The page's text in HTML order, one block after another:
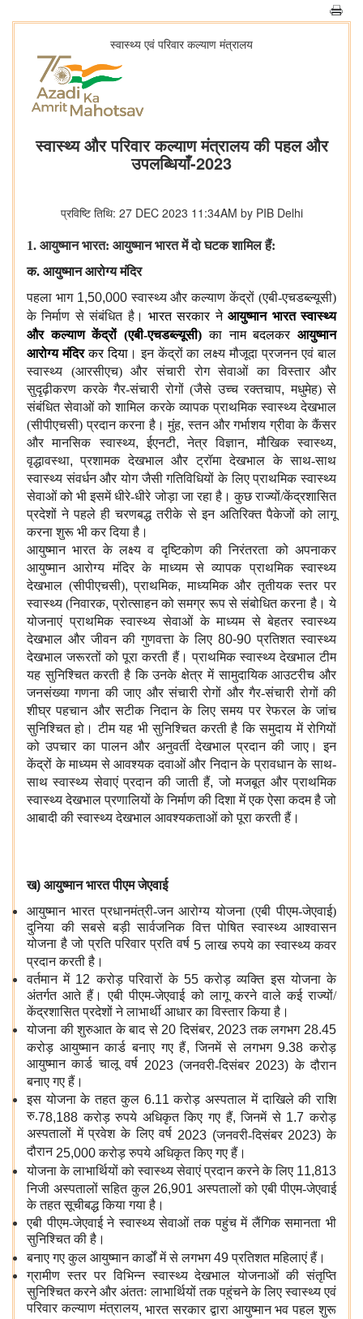
स्‍वास्‍थ्‍य एवं परिवार कल्‍याण मंत्रालय
स्वास्थ्य और परिवार कल्याण मंत्रालय की पहल और
उपलब्धियाँ-2023
प्रविष्टि तिथि: 27 DEC 2023 11:34AM by PIB Delhi
1. आयुष्मान भारत: आयुष्मान भारत में दो घटक शामिल हैं:
क. आयुष्मान आरोग्य मंदिर
पहला भाग 1,50,000स्वास्थ्य और कल्याण केंद्रों (एबी-एचडब्ल्यूसी)
के निर्माण से संबंधित है। भारत सरकार ने आयुष्मान भारत स्वास्थ्य
और कल्याण केंद्रों (एबी-एचडब्ल्यूसी) का नाम बदलकर आयुष्मान
आरोग्य मंदिर कर दिया। इन केंद्रों का लक्ष्य मौजूदा प्रजनन एवं बाल
स्वास्थ्य (आरसीएच) और संचारी रोग सेवाओं का विस्तार और
सुदृढ़ीकरण करके गैर-संचारी रोगों (जैसे उच्च रक्तचाप,मधुमेह) से
संबंधित सेवाओं को शामिल करके व्यापक प्राथमिक स्वास्थ्य देखभाल
(सीपीएचसी) प्रदान करना है। मुंह,स्तन और गर्भाशय ग्रीवा के कैंसर
और मानसिक स्वास्थ्य,ईएनटी,नेत्र विज्ञान,मौखिक स्वास्थ्य,
वृद्धावस्था,प्रशामक देखभाल और ट्रॉमा देखभाल के साथ-साथ
स्वास्थ्य संवर्धन और योग जैसी गतिविधियों के लिए प्राथमिक स्वास्थ्य
सेवाओं को भी इसमें धीरे-धीरे जोड़ा जा रहा है। कुछ राज्यों/केंद्रशासित
प्रदेशों ने पहले ही चरणबद्ध तरीके से इन अतिरिक्त पैकेजों को लागू
करना शुरू भी कर दिया है।
आयुष्मान भारत के लक्ष्य व दृष्टिकोण की निरंतरता को अपनाकर
आयुष्मान आरोग्य मंदिर के माध्यम से व्यापक प्राथमिक स्वास्थ्य
देखभाल (सीपीएचसी),प्राथमिक,माध्यमिक और तृतीयक स्तर पर
स्वास्थ्य (निवारक,प्रोत्साहन को समग्र रूप से संबोधित करना है। ये
योजनाएं प्राथमिक स्वास्थ्य सेवाओं के माध्यम से बेहतर स्वास्थ्य
देखभाल और जीवन की गुणवत्ता के लिए80-90 प्रतिशत स्वास्थ्य
देखभाल जरूरतों को पूरा करती हैं। प्राथमिक स्वास्थ्य देखभाल टीम
यह सुनिश्चित करती है कि उनके क्षेत्र में सामुदायिक आउटरीच और
जनसंख्या गणना की जाए और संचारी रोगों और गैर-संचारी रोगों की
शीघ्र पहचान और सटीक निदान के लिए समय पर रेफरल के जांच
सुनिश्चित हो। टीम यह भी सुनिश्चित करती है कि समुदाय में रोगियों
को उपचार का पालन और अनुवर्ती देखभाल प्रदान की जाए। इन
केंद्रों के माध्यम से आवश्यक दवाओं और निदान के प्रावधान के साथ-
साथ स्वास्थ्य सेवाएं प्रदान की जाती हैं,जो मजबूत और प्राथमिक
स्वास्थ्य देखभाल प्रणालियों के निर्माण की दिशा में एक ऐसा कदम है जो
आबादी की स्वास्थ्य देखभाल आवश्यकताओं को पूरा करती हैं।
ख) आयुष्मान भारत पीएम जेएवाई
आयुष्मान भारत प्रधानमंत्री-जन आरोग्य योजना (एबी पीएम-जेएवाई)
दुनिया की सबसे बड़ी सार्वजनिक वित्त पोषित स्वास्थ्य आश्वासन
योजना है जो प्रति परिवार प्रति वर्ष5लाख रुपये का स्वास्थ्य कवर
प्रदान करती है।
वर्तमान में 12करोड़ परिवारों के55करोड़ व्यक्ति इस योजना के
अंतर्गत आते हैं। एबी पीएम-जेएवाई को लागू करने वाले कई राज्यों/
केंद्रशासित प्रदेशों ने लाभार्थी आधार का विस्तार किया है।
योजना की शुरुआत के बाद से20दिसंबर,2023तक लगभग28.45
करोड़ आयुष्मान कार्ड बनाए गए हैं,जिनमें से लगभग9.38करोड़
आयुष्मान कार्ड चालू वर्ष 2023 (जनवरी-दिसंबर2023)के दौरान
बनाए गए हैं।
इस योजना के तहत कुल 6.11करोड़ अस्पताल में दाखिले की राशि
रु.78,188करोड़ रुपये अधिकृत किए गए हैं,जिनमें से 1.7करोड़
अस्पतालों में प्रवेश के लिए वर्ष 2023 (जनवरी-दिसंबर2023)के
दौरान25,000करोड़ रुपये अधिकृत किए गए हैं।
योजना के लाभार्थियों को स्वास्थ्य सेवाएं प्रदान करने के लिए 11,813
निजी अस्पतालों सहित कुल 26,901 अस्पतालों को एबी पीएम-जेएवाई
के तहत सूचीबद्ध किया गया है।
एबी पीएम-जेएवाई ने स्वास्थ्य सेवाओं तक पहुंच में लैंगिक समानता भी
सुनिश्चित की है।
बनाए गए कुल आयुष्मान कार्डों में से लगभग49प्रतिशत महिलाएं हैं।
ग्रामीण स्तर पर विभिन्न स्वास्थ्य देखभाल योजनाओं की संतृप्ति
सुनिश्चित करने और अंततः लाभार्थियों तक पहुंचने के लिए स्वास्थ्य एवं
परिवार कल्याण मंत्रालय,भारत सरकार द्वारा आयुष्मान भव पहल शुरू